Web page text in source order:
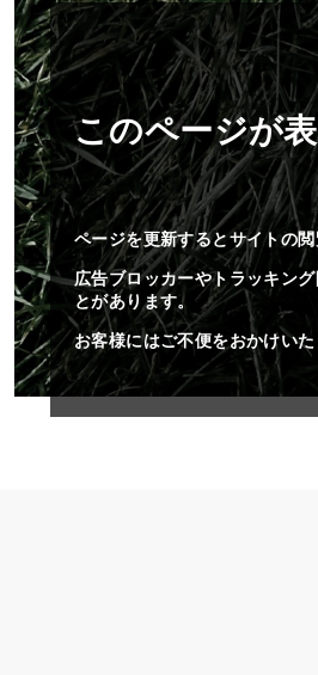
このページが
ページを更新するとサイトの
広告ブロッカーやトラッキン
とがあります。
お客様にはご不便をおかけい